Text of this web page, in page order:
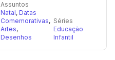
Assuntos
Natal, Datas
Comemorativas,
Artes,
Desenhos
Séries
Educação
Infantil